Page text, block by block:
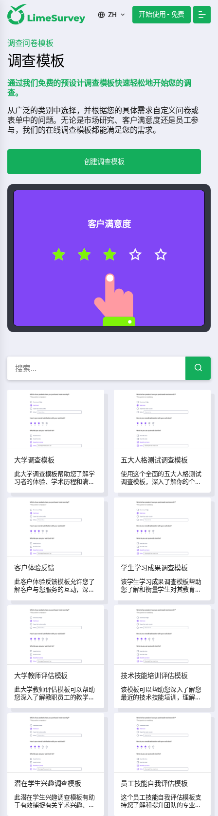
ZH 开始使用 - 免费
调查问卷模板
调查模板
通过我们免费的预设计调查模板快速轻松地开始您的调
查。
从广泛的类别中选择，并根据您的具体需求自定义问卷或
表单中的问题。无论是市场研究、客户满意度还是员工参
与，我们的在线调查模板都能满足您的需求。
创建调查模板
客户满意度
免費調查模板 — 問卷範例與表
大学调查模板
大学调查模板
此大学调查模板帮助您了解学
习者的体验、学术历程和满意
五大人格测试调查模板
五大人格测试调查模板
使用这个全面的五大人格测试
调查模板，深入了解你的个性
客户体验反馈
客户体验反馈
此客户体验反馈模板允许您了
解客户与您服务的互动，深入
对服务改进的期望。
学生学习成果调查模板
学生学习成果调查模板
该学生学习成果调查模板帮助
您了解和衡量学生对其教育经
大学教师评估模板
大学教师评估模板
此大学教师评估模板可以帮助
您深入了解教职员工的教学效
技术技能培训评估模板
技术技能培训评估模板
该模板可以帮助您深入了解您
最近的技术技能培训，理解参
潜在学生兴趣调查模板
潜在学生兴趣调查模板
此潜在学生兴趣调查模板有助
于有效捕捉有关学术兴趣、学
员工技能自我评估模板
员工技能自我评估模板
这个员工技能自我评估模板支
持您了解和提升团队的专业能